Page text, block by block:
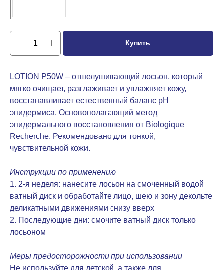
Купить
LOTION P50W – отшелушивающий лосьон, который
мягко очищает, разглаживает и увлажняет кожу,
восстанавливает естественный баланс рН
эпидермиса. Основополагающий метод
эпидермального восстановления от Biologique
Recherche. Рекомендовано для тонкой,
чувствительной кожи.
Инструкции по применению
1. 2-я неделя: нанесите лосьон на смоченный водой
ватный диск и обработайте лицо, шею и зону декольте
деликатными движениями снизу вверх
2. Последующие дни: смочите ватный диск только
лосьоном
Меры предосторожности при использовании
Не используйте для детской, а также для